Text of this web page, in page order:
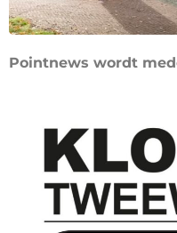
Pointnews wordt